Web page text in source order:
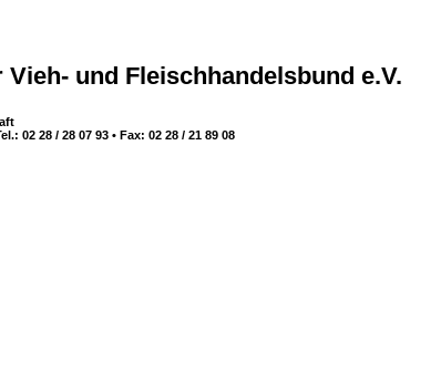
Vieh- und Fleischhandelsbund e.V.
02 28 / 28 07 93 • Fax: 02 28 / 21 89 08